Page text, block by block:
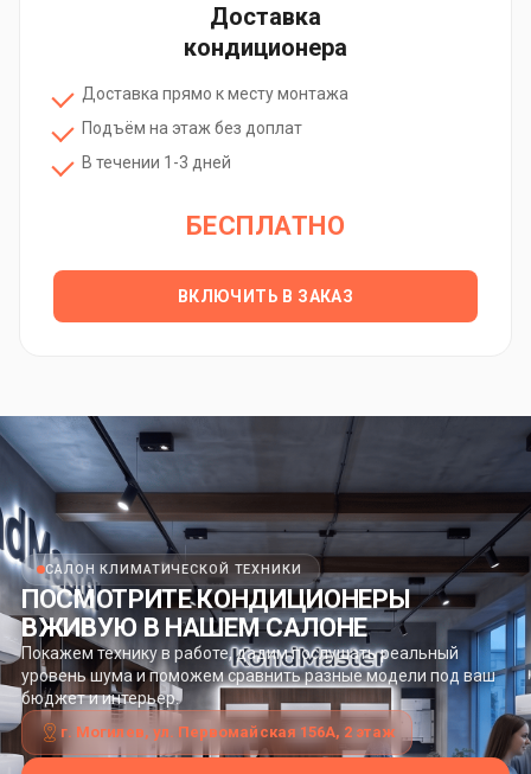
Доставка
кондиционера
Доставка прямо к месту монтажа
Подъём на этаж без доплат
В течении 1-3 дней
БЕСПЛАТНО
ВКЛЮЧИТЬ В ЗАКАЗ
САЛОН КЛИМАТИЧЕСКОЙ ТЕХНИКИ
ПОСМОТРИТЕ КОНДИЦИОНЕРЫ
ВЖИВУЮ В НАШЕМ САЛОНЕ
Покажем технику в работе, дадим послушать реальный
уровень шума и поможем сравнить разные модели под ваш
бюджет и интерьер.
г. Могилев, ул. Первомайская 156А, 2 этаж